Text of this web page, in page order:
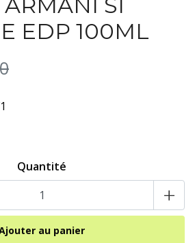
EDP 100ML
Quantité
+